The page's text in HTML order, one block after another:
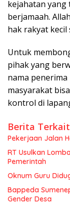
kejahatan yang
berjamaah.
hak rakyat kecil
Untuk
pihak yang
nama penerima
masyarakat
kontrol di
Berita Terkait
Pekerjaan Jalan
RT Usulkan
Pemerintah
Oknum Guru
Bappeda
Gender Desa